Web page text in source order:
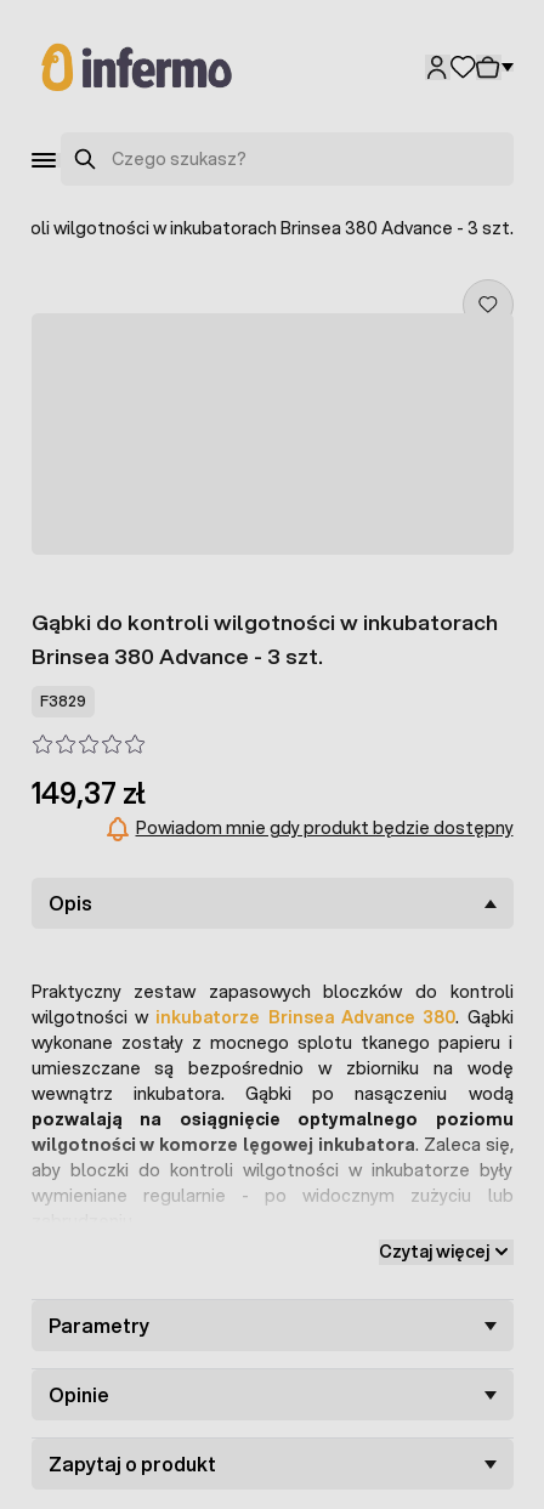
Szukaj
wilgotności w inkubatorach Brinsea 380 Advance - 3 szt.
Gąbki do kontroli wilgotności w inkubatorach
Brinsea 380 Advance - 3 szt.
F3829
149,37 zł
Powiadom mnie gdy produkt będzie dostępny
Opis
Praktyczny zestaw zapasowych bloczków do kontroli
wilgotności w inkubatorze Brinsea Advance 380. Gąbki
wykonane zostały z mocnego splotu tkanego papieru i
umieszczane są bezpośrednio w zbiorniku na wodę
wewnątrz inkubatora. Gąbki po nasączeniu wodą
pozwalają na osiągnięcie optymalnego poziomu
wilgotności w komorze lęgowej inkubatora. Zaleca się,
aby bloczki do kontroli wilgotności w inkubatorze były
wymieniane regularnie - po widocznym zużyciu lub
Czytaj więcej
Parametry
Opinie
Zapytaj o produkt